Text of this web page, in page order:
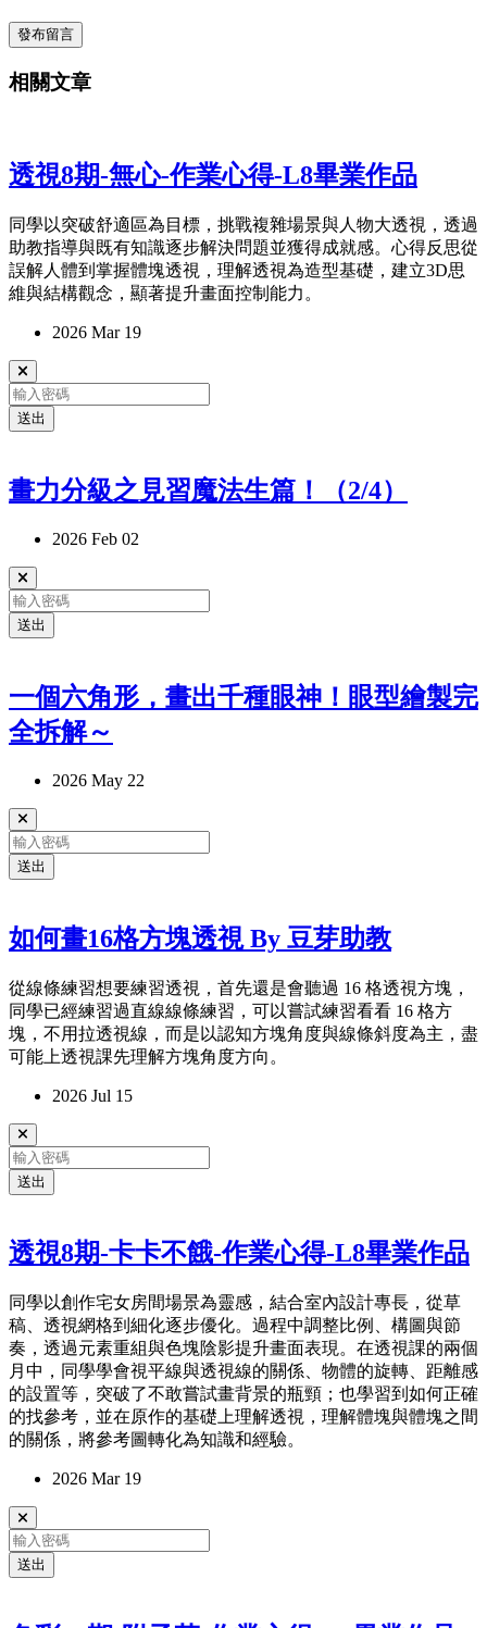
發布留言
相關文章
透視8期-無心-作業心得-L8畢業作品
同學以突破舒適區為目標，挑戰複雜場景與人物大透視，透過
助教指導與既有知識逐步解決問題並獲得成就感。心得反思從
誤解人體到掌握體塊透視，理解透視為造型基礎，建立3D思
維與結構觀念，顯著提升畫面控制能力。
2026 Mar 19
送出
畫力分級之見習魔法生篇！（2/4）
2026 Feb 02
送出
一個六角形，畫出千種眼神！眼型繪製完
全拆解～
2026 May 22
送出
如何畫16格方塊透視 By 豆芽助教
從線條練習想要練習透視，首先還是會聽過 16 格透視方塊，
同學已經練習過直線線條練習，可以嘗試練習看看 16 格方
塊，不用拉透視線，而是以認知方塊角度與線條斜度為主，盡
可能上透視課先理解方塊角度方向。
2026 Jul 15
送出
透視8期-卡卡不餓-作業心得-L8畢業作品
同學以創作宅女房間場景為靈感，結合室內設計專長，從草
稿、透視網格到細化逐步優化。過程中調整比例、構圖與節
奏，透過元素重組與色塊陰影提升畫面表現。在透視課的兩個
月中，同學學會視平線與透視線的關係、物體的旋轉、距離感
的設置等，突破了不敢嘗試畫背景的瓶頸；也學習到如何正確
的找參考，並在原作的基礎上理解透視，理解體塊與體塊之間
的關係，將參考圖轉化為知識和經驗。
2026 Mar 19
送出